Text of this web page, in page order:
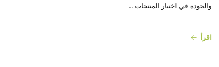
والجودة في اختيار المنتجات ...
اقرأ